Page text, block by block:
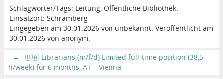
Schlagwörter/Tags: Leitung, Öffentliche Bibliothek.
Einsatzort: Schramberg
Eingegeben am 30.01.2026 von unbekannt. Veröffentlicht am
30.01.2026 von anonym.
←
🇺🇦 Librarians (m/f/d) Limited full-time position (38,5
h/week) for 6 months, AT – Vienna